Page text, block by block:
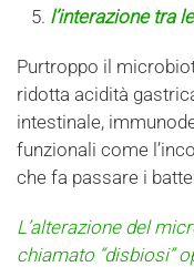
l’interazione tra
Purtroppo il
ridotta acidità
intestinale,
funzionali come
che fa passare i
L’alterazione del
chiamato “disbiosi”